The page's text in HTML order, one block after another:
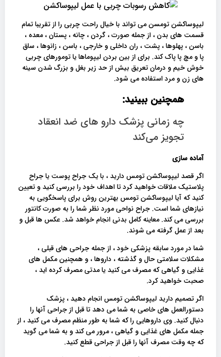
لیپوساکشن تومسن می تواند با خیال راحت چربی را از تقریبا تمام
قسمت های بدن ، از جمله صورت ، گردن ، چانه ، پستان ، معده ،
باسن ، پهلوها ، پشت ، ران داخلی و خارجی ، باسن ، زانوها ، ساق
پا و مچ پا پاک کند. برای از بین بردن لیپوماها یا تومورهای چربی
خوش خیم و درمان تعریق بیش از حد زیر بغل و بزرگ شدن سینه
های زن و مرد استفاده می شود.
همچنین ببینید:
چه زمانی پزشک دارو های ضد انعقاد
تجویز می‌کند
آماده سازی
اگر قصد لیپوساکشن تومس دارید ، با یک جراح پوست یا جراح
پلاستیک ملاقات خواهید کرد تا اهداف خود را بررسی کنید و تعیین
کنید که آیا لیپوساکشن تومس بهترین روش برای پاسخگویی به
نیازهای شما است. جراح نواحی مورد نظر شما را به صورت کانتور
بررسی می کند. معاینه کامل بدنی انجام خواهد شد. عکس ها قبل و
بعد از عمل گرفته می شوند.
شما در مورد سابقه پزشکی خود ، از جمله جراحی های قبلی ،
مشکلات سلامتی حال و گذشته ، داروها ، و همچنین مکمل های
غذایی و گیاهی که مصرف می کنید یا مدتی مصرف کرده اید ،
صحبت خواهید کرد.
اگر تصمیم دارید لیپوساکشن تومس انجام دهید ، پزشک
دستورالعمل های خاصی به شما می دهد تا قبل از جراحی آنها را
دنبال کنید. وی داروهایی را که شما به طور منظم مصرف می کنید ، از
جمله مکمل های غذایی و گیاهی ، مرور می کند و به شما می گوید
که چه وقت مصرف آنها را قبل از جراحی قطع کنید.